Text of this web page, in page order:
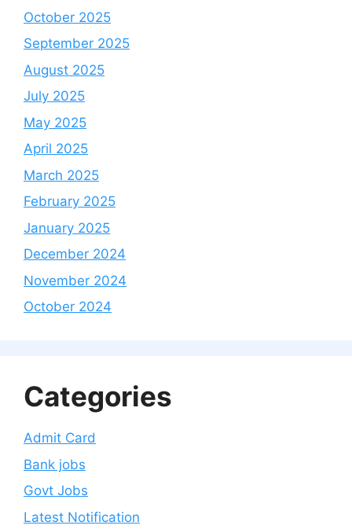
October 2025
September 2025
August 2025
July 2025
May 2025
April 2025
March 2025
February 2025
January 2025
December 2024
November 2024
October 2024
Categories
Admit Card
Bank jobs
Govt Jobs
Latest Notification